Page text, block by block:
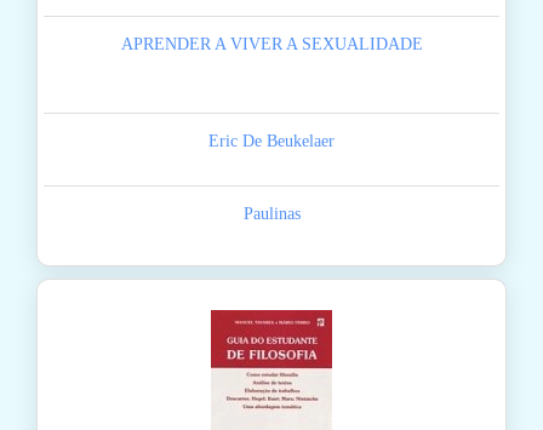
APRENDER A VIVER A SEXUALIDADE
Eric De Beukelaer
Paulinas